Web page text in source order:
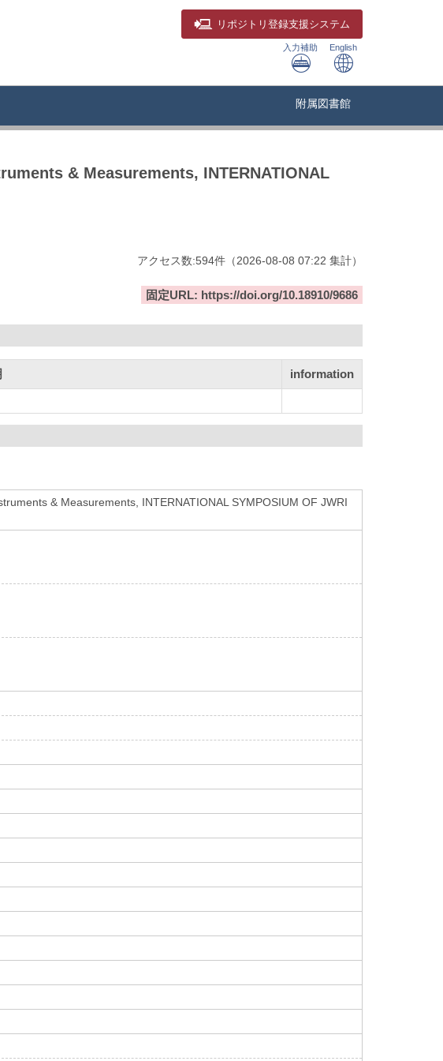
リポジトリ 登録支援システム
入力補助 English
附属図書館
& Measurements, INTERNATIONAL
アクセス数:594件 （2026-08-08 07:22 集計）
固定URL: https://doi.org/10.18910/9686
information
& Measurements, INTERNATIONAL SYMPOSIUM OF JWRI